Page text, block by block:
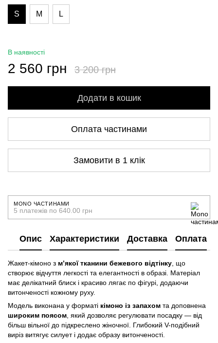
S M L
В наявності
2 560 грн 3 200 грн
Додати в кошик
Оплата частинами
Замовити в 1 клік
MONO ЧАСТИНАМИ
5 платежів по 640.00 грн
Опис Характеристики Доставка Оплата
Жакет-кімоно з м’якої тканини бежевого відтінку , що
створює відчуття легкості та елегантності в образі. Матеріал
має делікатний блиск і красиво лягає по фігурі, додаючи
витонченості кожному руху.
Модель виконана у форматі кімоно із запахом та доповнена
широким поясом , який дозволяє регулювати посадку — від
більш вільної до підкреслено жіночної. Глибокий V-подібний
виріз витягує силует і додає образу витонченості.